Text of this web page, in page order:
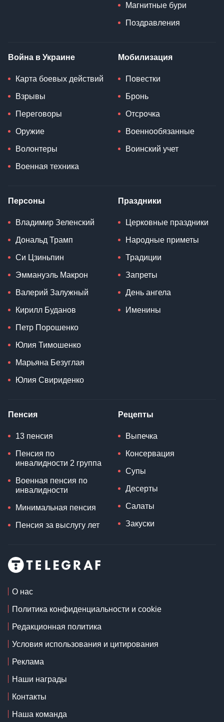
Магнитные бури
Поздравления
Война в Украине
Карта боевых действий
Взрывы
Переговоры
Оружие
Волонтеры
Военная техника
Мобилизация
Повестки
Бронь
Отсрочка
Военнообязанные
Воинский учет
Персоны
Владимир Зеленский
Дональд Трамп
Си Цзиньпин
Эммануэль Макрон
Валерий Залужный
Кирилл Буданов
Петр Порошенко
Юлия Тимошенко
Марьяна Безуглая
Юлия Свириденко
Праздники
Церковные праздники
Народные приметы
Традиции
Запреты
День ангела
Именины
Пенсия
13 пенсия
Пенсия по
инвалидности 2 группа
Военная пенсия по
инвалидности
Минимальная пенсия
Пенсия за выслугу лет
Рецепты
Выпечка
Консервация
Супы
Десерты
Салаты
Закуски
О нас
Политика конфиденциальности и cookie
Редакционная политика
Условия использования и цитирования
Реклама
Наши награды
Контакты
Наша команда